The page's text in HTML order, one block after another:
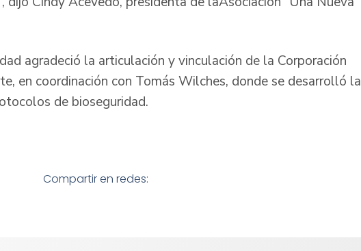
agradeció la articulación y vinculación de la Corporación
en coordinación con Tomás Wilches, donde se desarrolló la
de bioseguridad.
Compartir en redes: